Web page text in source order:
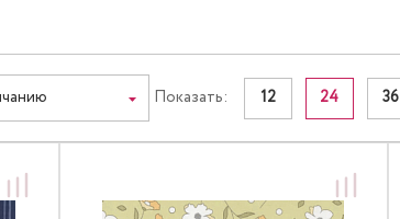
Показать: 12 24 36